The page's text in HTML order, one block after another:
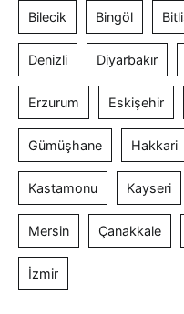
Bilecik Bingöl
Denizli Diyarbakır
Erzurum Eskişehir
Gümüşhane Hakkari
Kastamonu Kayseri
Mersin Çanakkale
İzmir